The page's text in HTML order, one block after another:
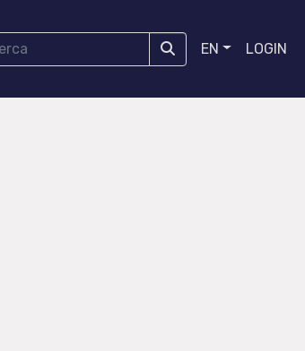
EN LOGIN